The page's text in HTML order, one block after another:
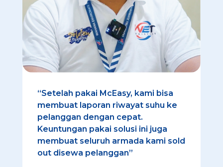
“Setelah pakai McEasy, kami bisa
membuat laporan riwayat suhu ke
pelanggan dengan cepat.
Keuntungan pakai solusi ini juga
membuat seluruh armada kami sold
out disewa pelanggan”